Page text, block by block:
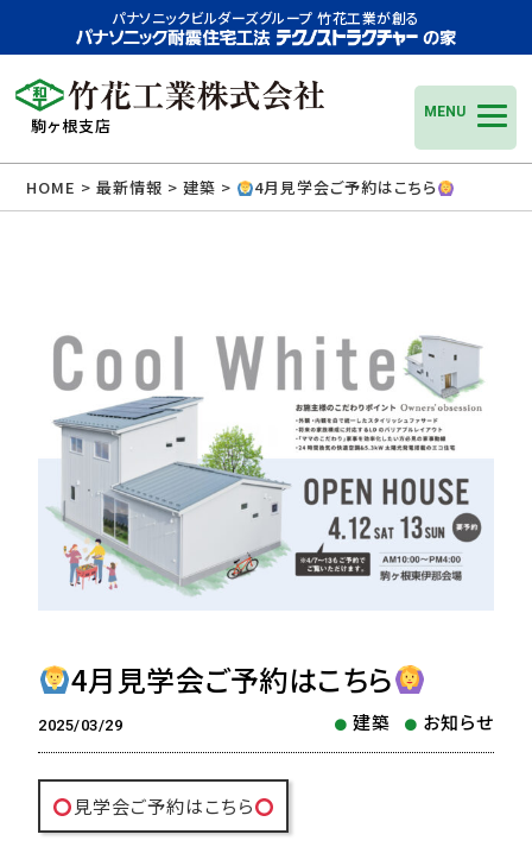
パナソニックビルダーズグループ 竹花工業が創る
駒ヶ根支店
MENU
HOME >最新情報 >建築 > 4月見学会ご予約はこちら
4月見学会ご予約はこちら
建築 お知らせ
2025/03/29
見学会ご予約はこちら